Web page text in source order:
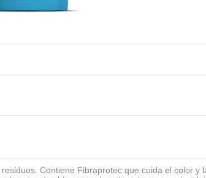
Contiene Fibraprotec que cuida el color y